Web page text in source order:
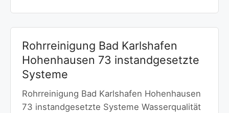
Rohrreinigung Bad Karlshafen
Hohenhausen 73 instandgesetzte
Systeme
Rohrreinigung Bad Karlshafen Hohenhausen
73 instandgesetzte Systeme Wasserqualität